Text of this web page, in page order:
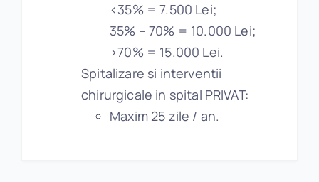
<35% = 7.500 Lei;
35% – 70% = 10.000 Lei;
>70% = 15.000 Lei.
Spitalizare si interventii
chirurgicale in spital PRIVAT:
Maxim 25 zile / an.